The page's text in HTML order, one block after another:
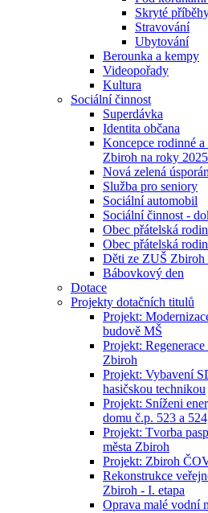
Skryté
Stravování
Ubytování
Berounka a kempy
Videopořady
Kultura
Sociální činnost
Superdávka
Identita občana
Koncepce rodinné
Zbiroh na roky
Nová zelená
Služba pro seniory
Sociální automobil
Sociální činnost -
Obec přátelská
Obec přátelská
Děti ze ZUŠ Zbiroh
Bábovkový den
Dotace
Projekty dotačních titulů
Projekt:
budově MŠ
Projekt:
Zbiroh
Projekt: Vybavení
hasičskou technikou
Projekt: Sníženi
domu č.p. 523 a
Projekt: Tvorba
města Zbiroh
Projekt: Zbiroh
Rekonstrukce
Zbiroh - I. etapa
Oprava malé vodní